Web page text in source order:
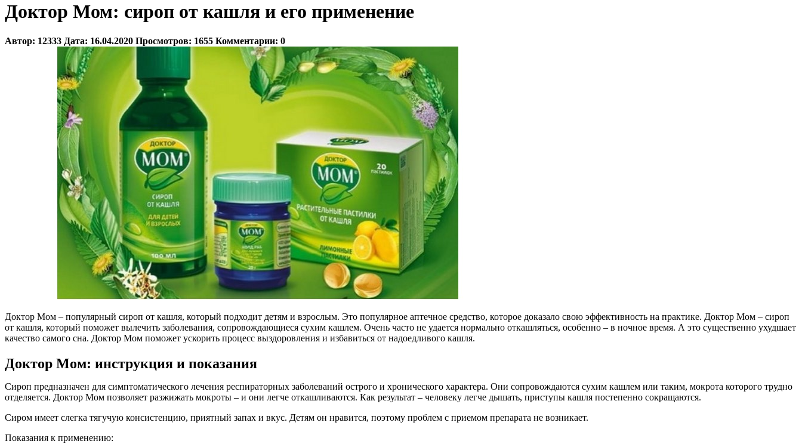
Доктор Мом: сироп от кашля и его применение
Автор: 12333 Дата: 16.04.2020 Просмотров: 1655 Комментарии: 0
Доктор Мом – популярный сироп от кашля, который подходит детям и взрослым. Это популярное аптечное средство, которое доказало свою эффективность на практике. Доктор Мом – сироп
от кашля, который поможет вылечить заболевания, сопровождающиеся сухим кашлем. Очень часто не удается нормально откашляться, особенно – в ночное время. А это существенно ухудшает
качество самого сна. Доктор Мом поможет ускорить процесс выздоровления и избавиться от надоедливого кашля.
Доктор Мом: инструкция и показания
Сироп предназначен для симптоматического лечения респираторных заболеваний острого и хронического характера. Они сопровождаются сухим кашлем или таким, мокрота которого трудно
отделяется. Доктор Мом позволяет разжижать мокроты – и они легче откашливаются. Как результат – человеку легче дышать, приступы кашля постепенно сокращаются.
Сиром имеет слегка тягучую консистенцию, приятный запах и вкус. Детям он нравится, поэтому проблем с приемом препарата не возникает.
Показания к применению: